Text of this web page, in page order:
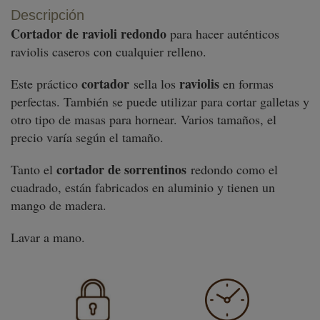
Descripción
Cortador de ravioli redondo para hacer auténticos
raviolis caseros con cualquier relleno.
Este práctico cortador sella los raviolis en formas
perfectas. También se puede utilizar para cortar galletas y
otro tipo de masas para hornear. Varios tamaños, el
precio varía según el tamaño.
Tanto el cortador de sorrentinos redondo como el
cuadrado, están fabricados en aluminio y tienen un
mango de madera.
Lavar a mano.